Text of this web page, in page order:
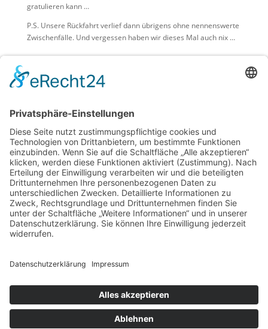
gratulieren kann …
P.S. Unsere Rückfahrt verlief dann übrigens ohne nennenswerte
Zwischenfälle. Und vergessen haben wir dieses Mal auch nix …
Andreas P. Wagner
Wiesbaden, den 25.11.2019
h
Liste Jahrestreffen
Impressum Datenschutz